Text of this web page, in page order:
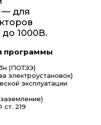
— для
до 1000В.
программы
(ПОТЭЭ)
электроустановок)
эксплуатации
219